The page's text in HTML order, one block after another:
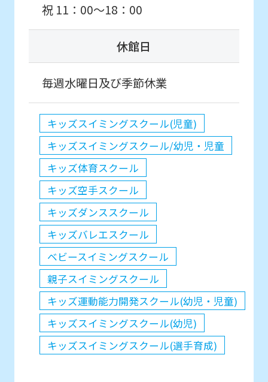
祝 11：00～18：00
休館日
毎週水曜日及び季節休業
キッズスイミングスクール(児童)
キッズスイミングスクール/幼児・児童
キッズ体育スクール
キッズ空手スクール
キッズダンススクール
キッズバレエスクール
ベビースイミングスクール
親子スイミングスクール
キッズ運動能力開発スクール(幼児・児童)
キッズスイミングスクール(幼児)
キッズスイミングスクール(選手育成)